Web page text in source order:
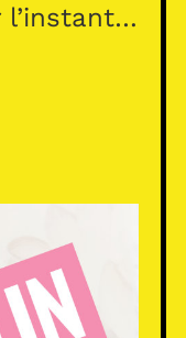
l’instant…